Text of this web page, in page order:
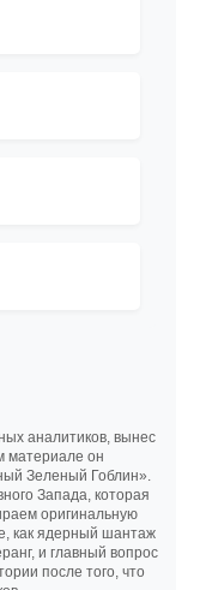
аналитиков, вынес
материале он
Зеленый Гоблин».
Запада, которая
оригинальную
как ядерный шантаж
и главный вопрос
после того, что